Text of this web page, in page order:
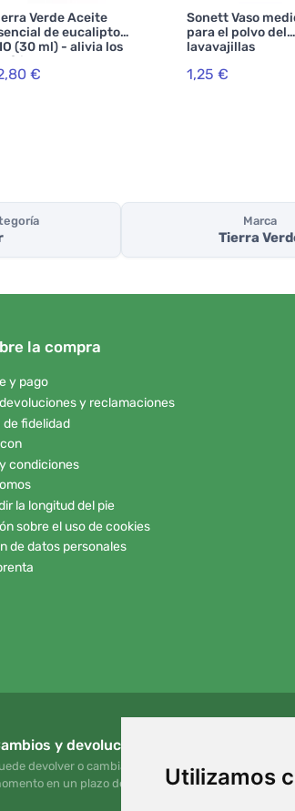
Utilizamos
Verde Aceite
de eucalipto
(30 ml) - alivia los
€
Sonett Vaso
para el polvo del
lavavajillas
1,25 €
Marca
Tierra
la compra
y pago
y reclamaciones
de fidelidad
condiciones
la longitud del pie
sobre el uso de cookies
de datos personales
y devoluciones gratuitos
devolver o cambiar su pedido en cualquier
en un plazo de 90 días